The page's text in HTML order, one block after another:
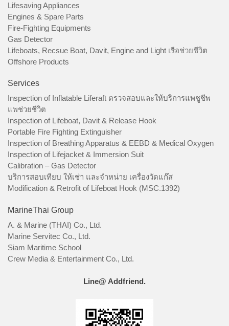
Lifesaving Appliances
Engines & Spare Parts
Fire-Fighting Equipments
Gas Detector
Lifeboats, Recsue Boat, Davit, Engine and Light เรือช่วยชีวิต
Offshore Products
Services
Inspection of Inflatable Liferaft ตรวจสอบและให้บริการแพชูชีพ
แพช่วยชีวิต
Inspection of Lifeboat, Davit & Release Hook
Portable Fire Fighting Extinguisher
Inspection of Breathing Apparatus & EEBD & Medical Oxygen
Inspection of Lifejacket & Immersion Suit
Calibration – Gas Detector
บริการสอบเทียบ ให้เช่า และจำหน่าย เครื่องวัดแก๊ส
Modification & Retrofit of Lifeboat Hook (MSC.1392)
MarineThai Group
A. & Marine (THAI) Co., Ltd.
Marine Servitec Co., Ltd.
Siam Maritime School
Crew Media & Entertainment Co., Ltd.
Line@ Addfriend.